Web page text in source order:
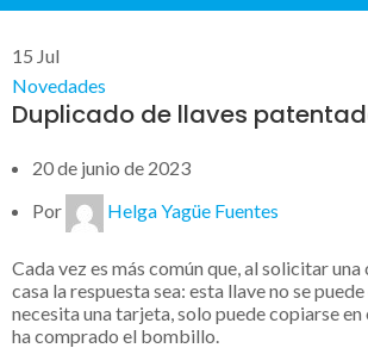
15 Jul
Novedades
Duplicado de llaves
20 de junio de 2023
Por
Helga Yagüe Fuentes
Cada vez es más común que, al solicitar
casa la respuesta sea: esta llave no se
necesita una tarjeta, solo puede copiarse en
ha comprado el bombillo.